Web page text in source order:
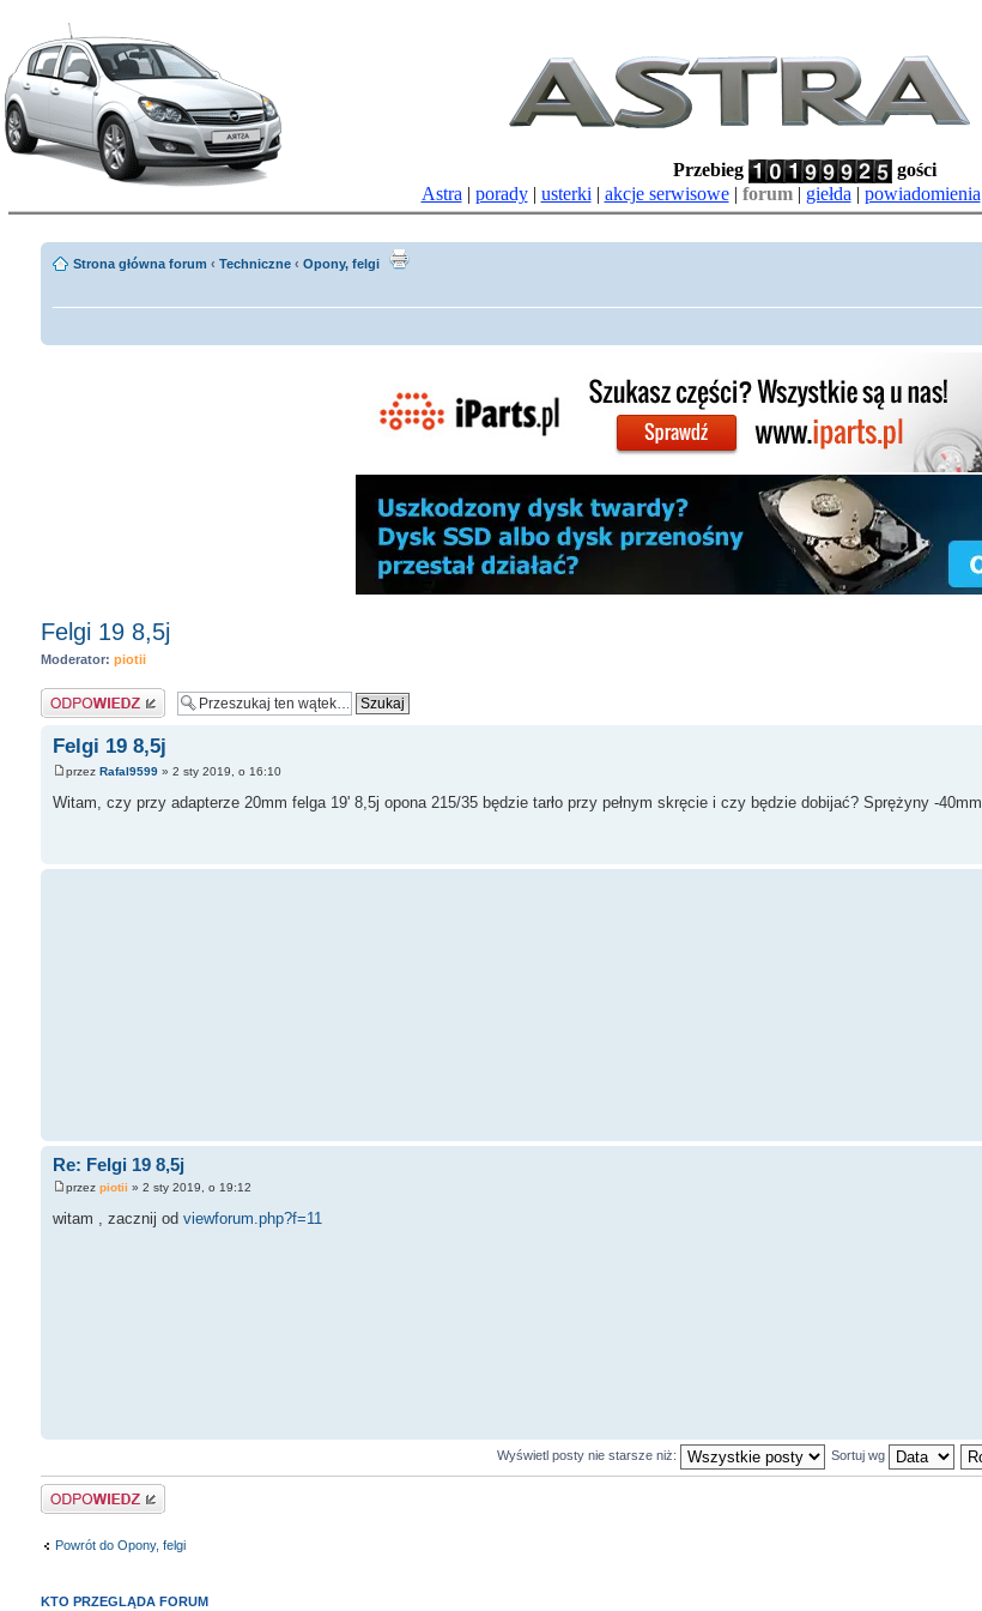
Przebieg
gości
Astra | porady| usterki | akcje serwisowe| forum| giełda | powiadomienia
Strona główna forum ‹ Techniczne ‹ Opony, felgi
Felgi 19 8,5j
Moderator: piotii
Odpowiedz
Felgi 19 8,5j
przez Rafal9599» 2 sty 2019, o 16:10
Witam, czy przy adapterze 20mm felga 19' 8,5j opona 215/35 będzie tarło przy pełnym skręcie i czy będzie dobijać? Sprężyny -40mm
Re: Felgi 19 8,5j
przez piotii » 2 sty 2019, o 19:12
witam , zacznij od viewforum.php?f=11
Wyświetl posty nie starsze niż: Sortuj wg
Odpowiedz
Powrót do Opony, felgi
KTO PRZEGLĄDA FORUM